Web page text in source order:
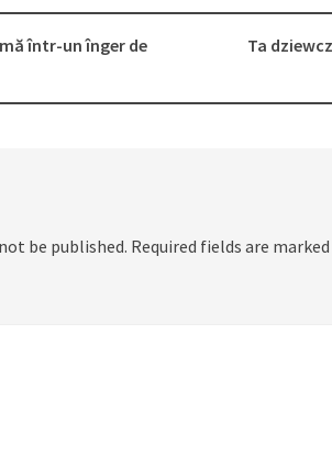
într-un înger de
Ta
be published. Required fields are marked